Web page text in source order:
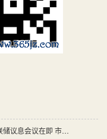
美联储议息会议在即 市场聚焦降息时机与政策不确定性